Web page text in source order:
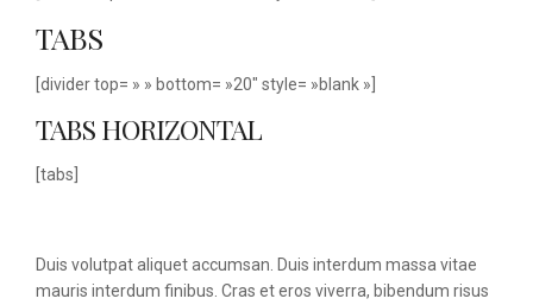
TABS
[divider top= » » bottom= »20″ style= »blank »]
TABS HORIZONTAL
[tabs]
Duis volutpat aliquet accumsan. Duis interdum massa vitae
mauris interdum finibus. Cras et eros viverra, bibendum risus